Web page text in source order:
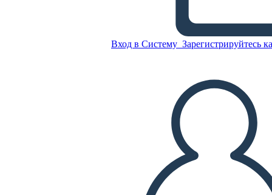
Вход в Систему Зарегистрируйтесь
Скопируйте эту раскадровку
ВОСПРОИЗВЕСТИ СЛАЙД-ШОУ
ПОЧИТАЙ МНЕ